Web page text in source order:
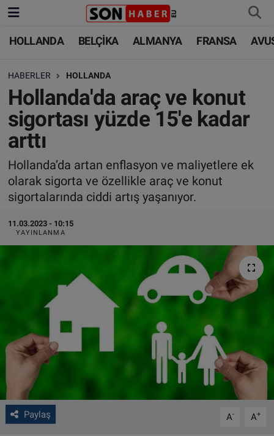
HOLLANDA BELÇİKA ALMANYA FRANSA
HABERLER HOLLANDA
Hollanda'da araç ve konut
sigortası yüzde 15'e kadar
arttı
Hollanda’da artan enflasyon ve maliyetlere ek
olarak sigorta ve özellikle araç ve konut
sigortalarında ciddi artış yaşanıyor.
11.03.2023 - 10:15
YAYINLANMA
Paylaş A- A+
HOLLANDA
BELÇİKA
ALMANYA
FRANSA
AVUSTURYA
SAĞLIK - YAŞAM
BİLİM-TEKNOLOJİ
HOLLANDA
BELÇİKA
ALMANYA
TÜRKİYE
DÜNYA
BİLİM-TEKNOLOJİ
SAĞLIK
VIDEO GALERİ
ALGEMENE VOORWAARDEN
CONTACT
Çerez Politikası
Nöbetçi Eczaneler
Hava Durumu
Trafik Durumu
Süper Lig Puan Durumu ve Fikstür
Tüm Manşetler
Son Dakika Haberleri
Haber Arşivi